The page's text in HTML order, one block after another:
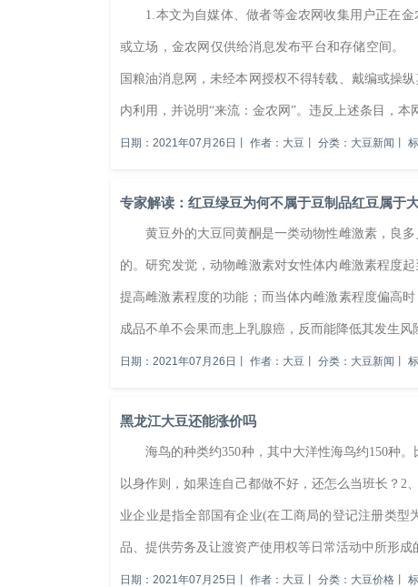
1.本文为自媒体、做者等金农网收集用户正在金
或立场，金农网仅供给消息发布平台和存储空间
国粮油消息网，未经本网授权不得转载、戴编或操
内利用，并说明“来流：金农网”。违反上述条目
日期：2021年07月26日 作者：大豆 分类：大豆新闻
专家解读：红豆绿豆为何不属于豆制品红豆属于
黄豆外的大豆同黄酮是一类动物性雌激素，良多
的。研究发觉，动物雌激素对女性体内雌激素程度
提高雌激素程度的功能；而当体内雌激素程度偏高
成品不单不会果而患上乳腺癌，反而能降低其发
日期：2021年07月26日 作者：大豆 分类：大豆新闻
黑龙江大豆还能涨价吗
海鸟的种类约350种，其中大洋性海鸟约150种
以身作则，如果连自己都做不好，还怎么当班长
业企业是指全部国有企业(在工商局的登记注册类
品、提供劳务及让渡资产使用权等日常活动中所形成
日期：2021年07月25日 作者：大豆 分类：大豆价格